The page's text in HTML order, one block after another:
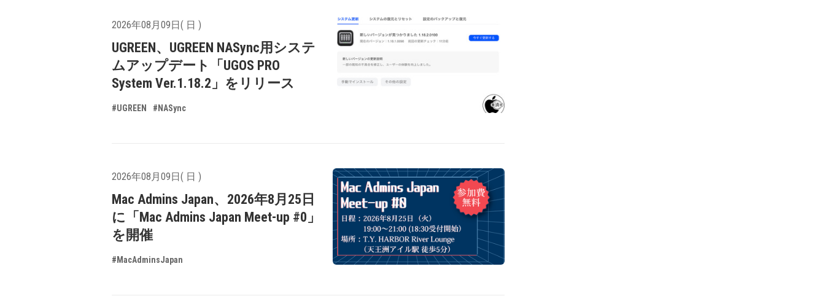
2026年08月09日( 日 )
UGREEN、UGREEN NASync用システ
ムアップデート「UGOS PRO
System Ver.1.18.2」をリリース
#UGREEN #NASync
2026年08月09日( 日 )
Mac Admins Japan、2026年8月25日
に「Mac Admins Japan Meet-up #0」
を開催
#MacAdminsJapan